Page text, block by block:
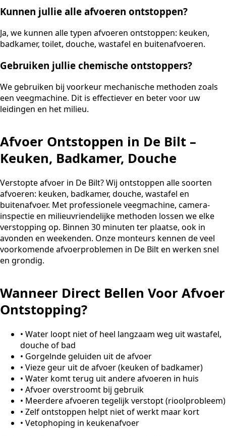
Kunnen jullie alle afvoeren ontstoppen?
Ja, we kunnen alle typen afvoeren ontstoppen: keuken,
badkamer, toilet, douche, wastafel en buitenafvoeren.
Gebruiken jullie chemische ontstoppers?
We gebruiken bij voorkeur mechanische methoden zoals
een veegmachine. Dit is effectiever en beter voor uw
leidingen en het milieu.
Afvoer Ontstoppen in De Bilt –
Keuken, Badkamer, Douche
Verstopte afvoer in De Bilt? Wij ontstoppen alle soorten
afvoeren: keuken, badkamer, douche, wastafel en
buitenafvoer. Met professionele veegmachine, camera-
inspectie en milieuvriendelijke methoden lossen we elke
verstopping op. Binnen 30 minuten ter plaatse, ook in
avonden en weekenden. Onze monteurs kennen de veel
voorkomende afvoerproblemen in De Bilt en werken snel
en grondig.
Wanneer Direct Bellen Voor Afvoer
Ontstopping?
• Water loopt niet of heel langzaam weg uit wastafel,
douche of bad
• Gorgelnde geluiden uit de afvoer
• Vieze geur uit de afvoer (keuken of badkamer)
• Water komt terug uit andere afvoeren in huis
• Afvoer overstroomt bij gebruik
• Meerdere afvoeren tegelijk verstopt (rioolprobleem)
• Zelf ontstoppen helpt niet of werkt maar kort
• Vetophoping in keukenafvoer